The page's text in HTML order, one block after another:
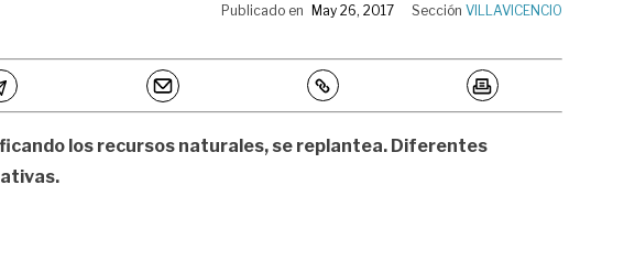
Publicado en May 26, 2017 Sección VILLAVICENCIO
los recursos naturales, se replantea. Diferentes